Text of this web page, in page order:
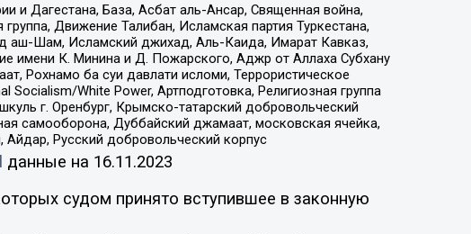
Дагестана, База, Асбат аль-Ансар, Священная война,
Движение Талибан, Исламская партия Туркестана,
аш-Шам, Исламский джихад, Аль-Каида, Имарат Кавказ,
имени К. Минина и Д. Пожарского, Аджр от Аллаха Субхану
Рохнамо ба суи давлати исломи, Террористическое
White Power, Артподготовка, Религиозная группа
г. Оренбург, Крымско-татарский добровольческий
самооборона, Дуббайский джамаат, московская ячейка,
Русский добровольческий корпус
данные на 16.11.2023
судом принято вступившее в законную